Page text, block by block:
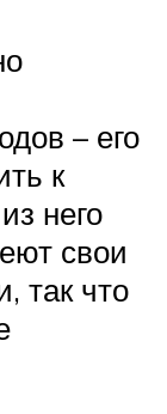
– его
к
него
свои
так что